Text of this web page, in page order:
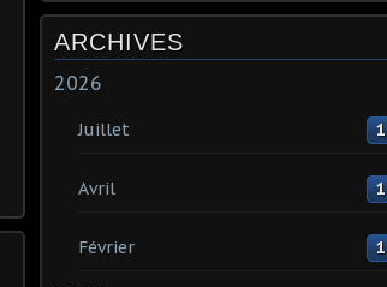
ARCHIVES
2026
Juillet 1
Avril 1
Février 1